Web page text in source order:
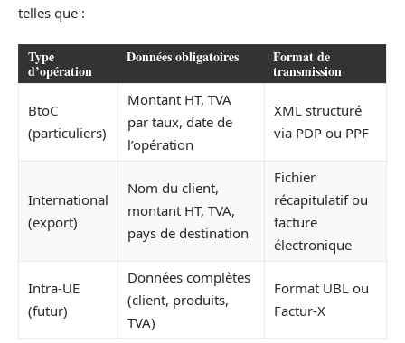
telles que :
Type
d’opération
Données obligatoires Format de
transmission
BtoC
(particuliers)
Montant HT, TVA
par taux, date de
l’opération
XML structuré
via PDP ou PPF
International
(export)
Nom du client,
montant HT, TVA,
pays de destination
Fichier
récapitulatif ou
facture
électronique
Intra-UE
(futur)
Données complètes
(client, produits,
TVA)
Format UBL ou
Factur-X